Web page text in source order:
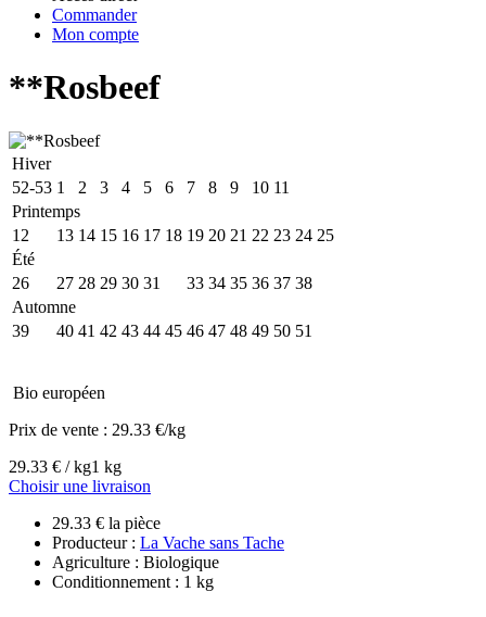
Commander
Mon compte
**Rosbeef
Hiver
52-53 1 2 3 4 5 6 7 8 9 10 11
Printemps
12
13 14 15 16 17 18 19 20 21 22 23 24 25
Été
26
27 28 29 30 31 33 34 35 36 37 38
Automne
39
40 41 42 43 44 45 46 47 48 49 50 51
Bio européen
Prix de vente : 29.33 €/kg
29.33 € / kg1 kg
Choisir une livraison
29.33 € la pièce
Producteur : La Vache sans Tache
Agriculture : Biologique
Conditionnement : 1 kg